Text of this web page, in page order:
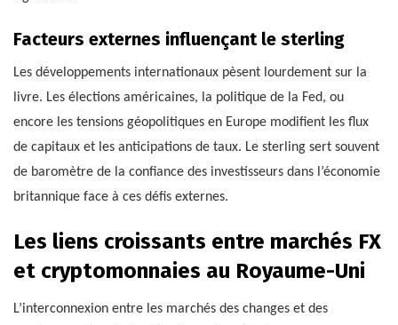
Facteurs externes influençant le sterling
Les développements internationaux pèsent lourdement sur la
livre. Les élections américaines, la politique de la Fed, ou
encore les tensions géopolitiques en Europe modifient les flux
de capitaux et les anticipations de taux. Le sterling sert souvent
de baromètre de la confiance des investisseurs dans l’économie
britannique face à ces défis externes.
Les liens croissants entre marchés FX
et cryptomonnaies au Royaume-Uni
L’interconnexion entre les marchés des changes et des